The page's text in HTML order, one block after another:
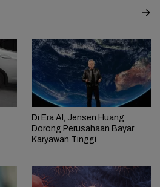
Di Era AI, Jensen Huang
Dorong Perusahaan Bayar
Karyawan Tinggi